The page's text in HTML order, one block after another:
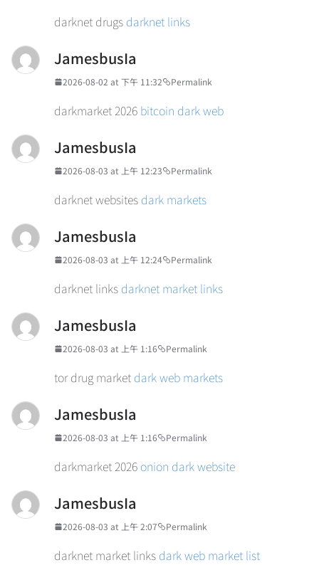
darknet drugs darknet links
JamesbusIa
2026-08-02 at 下午 11:32 Permalink
darkmarket 2026 bitcoin dark web
JamesbusIa
2026-08-03 at 上午 12:23 Permalink
darknet websites dark markets
JamesbusIa
2026-08-03 at 上午 12:24 Permalink
darknet links darknet market links
JamesbusIa
2026-08-03 at 上午 1:16 Permalink
tor drug market dark web markets
JamesbusIa
2026-08-03 at 上午 1:16 Permalink
darkmarket 2026 onion dark website
JamesbusIa
2026-08-03 at 上午 2:07 Permalink
darknet market links dark web market list